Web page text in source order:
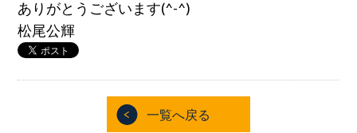
ありがとうございます(^-^)
松尾公輝
一覧へ戻る